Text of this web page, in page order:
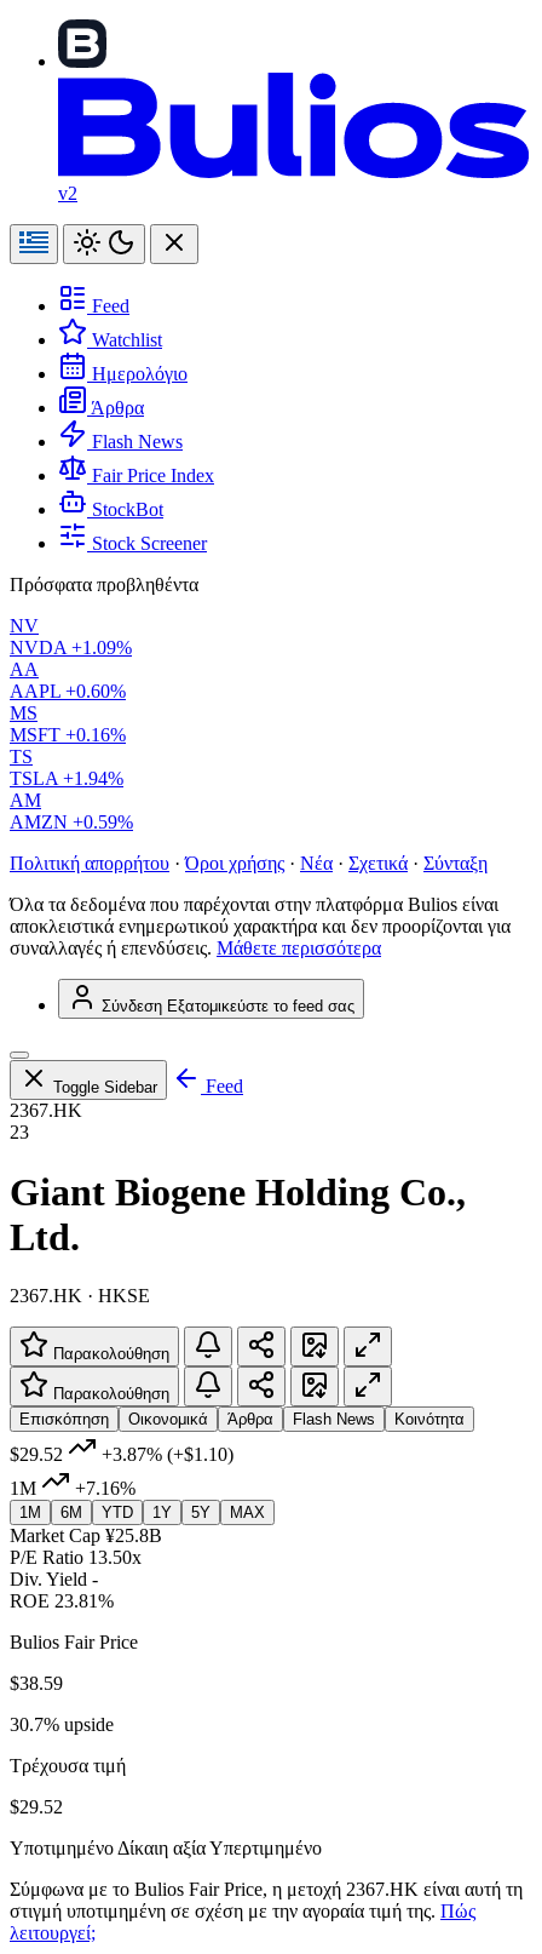
v2
Feed
Watchlist
Ημερολόγιο
Άρθρα
Flash News
Fair Price Index
StockBot
Stock Screener
Πρόσφατα προβληθέντα
NV
NVDA +1.09%
AA
AAPL +0.60%
MS
MSFT +0.16%
TS
TSLA +1.94%
AM
AMZN +0.59%
Πολιτική απορρήτου · Όροι χρήσης · Νέα · Σχετικά · Σύνταξη
Όλα τα δεδομένα που παρέχονται στην πλατφόρμα Bulios είναι
αποκλειστικά ενημερωτικού χαρακτήρα και δεν προορίζονται για
συναλλαγές ή επενδύσεις. Μάθετε περισσότερα
Σύνδεση Εξατομικεύστε το feed σας
Toggle Sidebar
Feed
2367.HK
23
Giant Biogene Holding Co.,
Ltd.
2367.HK · HKSE
Παρακολούθηση
Παρακολούθηση
Επισκόπηση
Οικονομικά Άρθρα Flash News Κοινότητα
$29.52 +3.87% (+$1.10)
1M
+7.16%
1M 6M YTD 1Y 5Y MAX
Market Cap ¥25.8B
P/E Ratio 13.50x
Div. Yield -
ROE 23.81%
Bulios Fair Price
$38.59
30.7% upside
Τρέχουσα τιμή
$29.52
Υποτιμημένο Δίκαιη αξίαΥπερτιμημένο
Σύμφωνα με το Bulios Fair Price, η μετοχή 2367.HK είναι αυτή τη
στιγμή υποτιμημένη σε σχέση με την αγοραία τιμή της. Πώς
λειτουργεί;